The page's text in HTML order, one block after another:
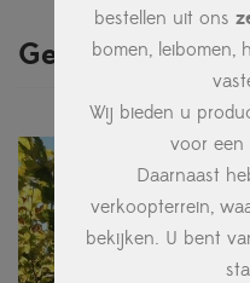
bestellen uit ons
bomen, leibomen,
Wij bieden u
voor een
Daarnaast
verkoopterrein,
bekijken. U bent
Gerelateerde